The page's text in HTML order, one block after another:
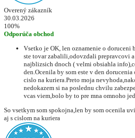
Overený zákazník
30.03.2026
100%
Odporúča obchod
Vsetko je OK, len oznamenie o doruceni
ste tovar zabalili,odovzdali prepravcovi
najblizsich dnoch ( velmi obsiahla
den.Ocenila by som este v den
cislo na kuriera.Preto moja
nedokazem si na poslednu chvilu
vcas viem,bolo by to pre mna omnoho
So vsetkym som spokojna,len by som ocenila
aj s cislom na kuriera